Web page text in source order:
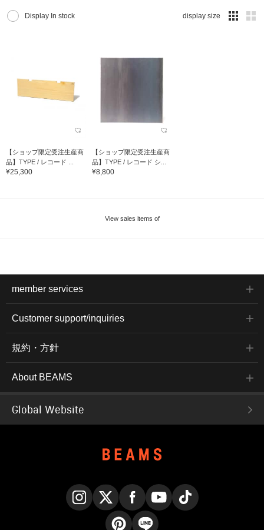
Display In stock display size
【ショップ限定受注生産商
品】TYPE / レコード ...
¥25,300
【ショップ限定受注生産商
品】TYPE / レコード シ...
¥8,800
View sales items of
member services
Customer support/inquiries
規約・方針
About BEAMS
Global Website